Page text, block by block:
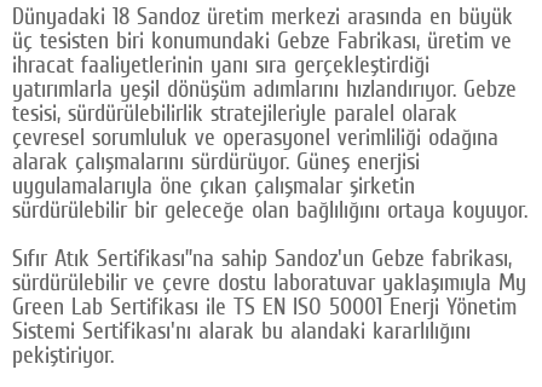
Dünyadaki 18 Sandoz üretim merkezi arasında en büyük
üç tesisten biri konumundaki Gebze Fabrikası, üretim ve
ihracat faaliyetlerinin yanı sıra gerçekleştirdiği
yatırımlarla yeşil dönüşüm adımlarını hızlandırıyor. Gebze
tesisi, sürdürülebilirlik stratejileriyle paralel olarak
çevresel sorumluluk ve operasyonel verimliliği odağına
alarak çalışmalarını sürdürüyor. Güneş enerjisi
uygulamalarıyla öne çıkan çalışmalar şirketin
sürdürülebilir bir geleceğe olan bağlılığını ortaya koyuyor.
Sıfır Atık Sertifikası”na sahip Sandoz'un Gebze fabrikası,
sürdürülebilir ve çevre dostu laboratuvar yaklaşımıyla My
Green Lab Sertifikası ile TS EN ISO 50001 Enerji Yönetim
Sistemi Sertifikası'nı alarak bu alandaki kararlılığını
pekiştiriyor.